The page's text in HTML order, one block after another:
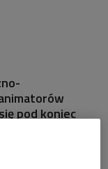
pod koniec